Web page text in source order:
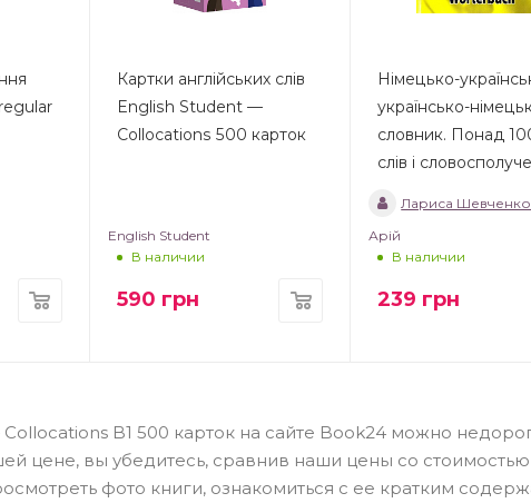
Картки англійських слів
English Student —
Collocations 500 карток
English Student
В наличии
590 грн
Німецько-
українсько-
словник. Понад
слів і
Лариса Шевченко
Арій
В наличии
239 грн
Collocations B1 500 карток на сайте Book24 можно
цене, вы убедитесь, сравнив наши цены со стоимостью
фото книги, ознакомиться с ее кратким